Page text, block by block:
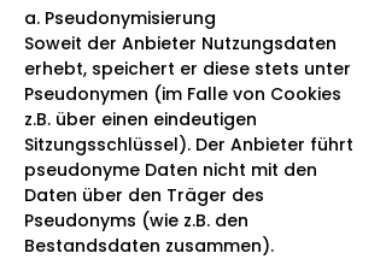
a. Pseudonymisierung
Soweit der Anbieter Nutzungsdaten
erhebt, speichert er diese stets unter
Pseudonymen (im Falle von Cookies
z.B. über einen eindeutigen
Sitzungsschlüssel). Der Anbieter führt
pseudonyme Daten nicht mit den
Daten über den Träger des
Pseudonyms (wie z.B. den
Bestandsdaten zusammen).